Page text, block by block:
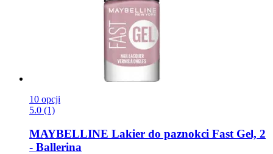
10 opcji
5.0 (1)
MAYBELLINE Lakier do paznokci Fast Gel, 2
-​ Ballerina